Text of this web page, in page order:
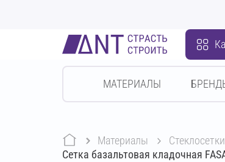
МАТЕРИАЛЫ
Материалы
Сетка базальтовая кладочная